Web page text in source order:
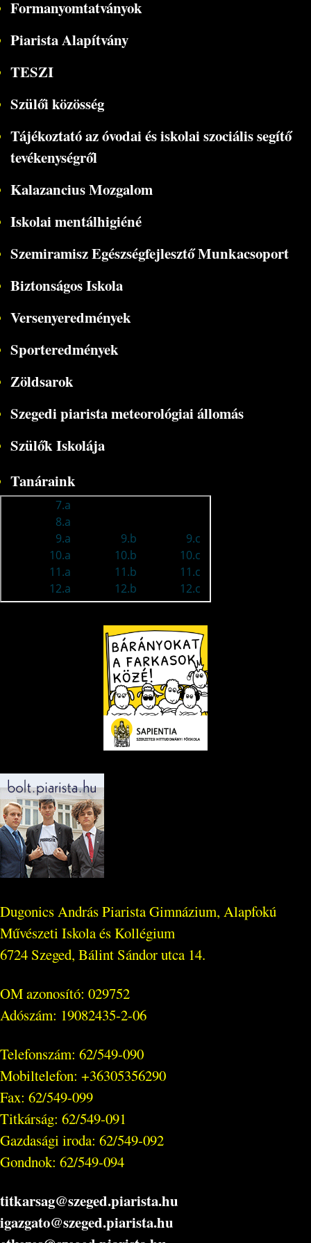
Formanyomtatványok
Piarista Alapítvány
TESZI
Szülői közösség
Tájékoztató az óvodai és iskolai szociális segítő
tevékenységről
Kalazancius Mozgalom
Iskolai mentálhigiéné
Szemiramisz Egészségfejlesztő Munkacsoport
Biztonságos Iskola
Versenyeredmények
Sporteredmények
Zöldsarok
Szegedi piarista meteorológiai állomás
Szülők Iskolája
Tanáraink
Dugonics András Piarista Gimnázium, Alapfokú
Művészeti Iskola és Kollégium
6724 Szeged, Bálint Sándor utca 14.
OM azonosító: 029752
Adószám: 19082435-2-06
Telefonszám: 62/549-090
Mobiltelefon: +36305356290
Fax: 62/549-099
Titkárság: 62/549-091
Gazdasági iroda: 62/549-092
Gondnok: 62/549-094
titkarsag@szeged.piarista.hu
igazgato@szeged.piarista.hu